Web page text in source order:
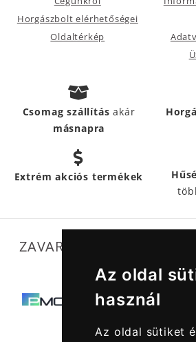
Az oldal
használ
Az oldal sütiket
Horgászbolt elérhetőségei
Oldaltérkép
Csomag szállításakár
másnapra
Extrém akciós termékek
ZAVARTALAN